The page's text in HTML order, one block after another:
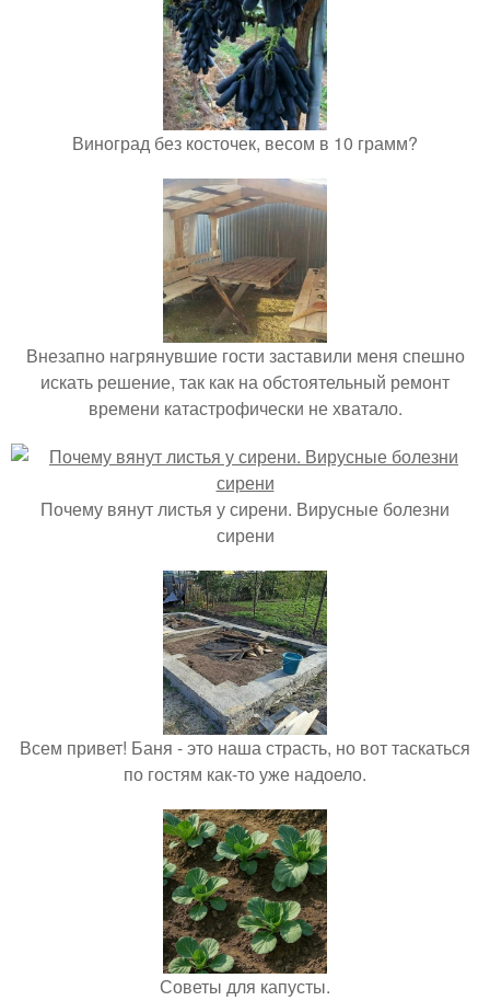
Виноград без косточек, весом в 10 грамм?
Внезапно нагрянувшие гости заставили меня спешно
искать решение, так как на обстоятельный ремонт
времени катастрофически не хватало.
Почему вянут листья у сирени. Вирусные болезни
сирени
Всем привет! Баня - это наша страсть, но вот таскаться
по гостям как-то уже надоело.
Советы для капусты.